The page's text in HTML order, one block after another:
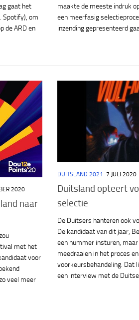
gaat het
Spotify), om
de ARD en
maakte de meeste indruk
een meerfasig
inzending gepresenteerd
2020
naar
met het
voor
veel meer
DUITSLAND 2021 7 JULI 2020
Duitsland opteert
selectie
De Duitsers hanteren ook
De kandidaat van dit jaar,
een nummer insturen,
meedraaien in het proces
voorkeursbehandeling. Dat
een interview met de